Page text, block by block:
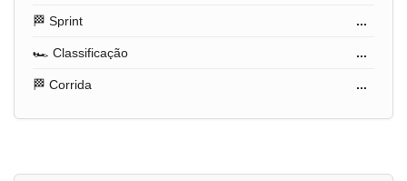
🏁 Sprint ...
🏎️ Classificação ...
🏁 Corrida ...